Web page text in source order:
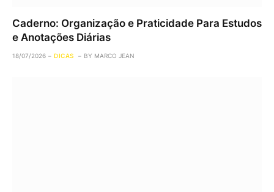
Caderno: Organização e Praticidade Para Estudos
e Anotações Diárias
18/07/2026 DICAS BY MARCO JEAN